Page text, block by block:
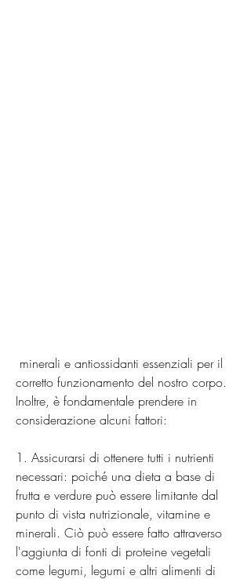
corretto funzionamento del nostro corpo.
Inoltre, è fondamentale prendere in
considerazione alcuni fattori:
1. Assicurarsi di ottenere tutti i nutrienti
necessari: poiché una dieta a base di
frutta e verdure può essere limitante dal
punto di vista nutrizionale, vitamine e
minerali. Ciò può essere fatto attraverso
l'aggiunta di fonti di proteine vegetali
come legumi, legumi e altri alimenti di